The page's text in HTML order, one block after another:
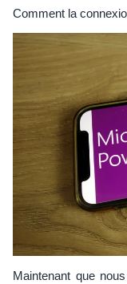
Comment la
Maintenant que